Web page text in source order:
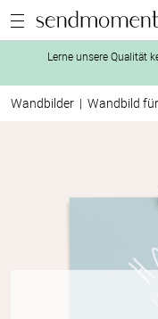
Lerne unsere Qualität
1. Wähle bis zu 3
2. Aktiviere
Produktseite und lasse
Wandbilder | Wandbild